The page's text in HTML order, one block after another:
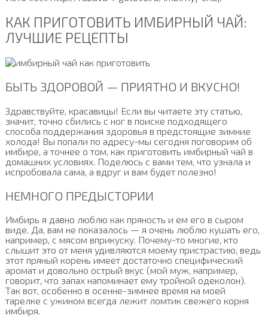
КАК ПРИГОТОВИТЬ ИМБИРНЫЙ ЧАЙ:
ЛУЧШИЕ РЕЦЕПТЫ
БЫТЬ ЗДОРОВОЙ — ПРИЯТНО И ВКУСНО!
Здравствуйте, красавицы! Если вы читаете эту статью,
значит, точно сбились с ног в поиске подходящего
способа поддержания здоровья в предстоящие зимние
холода! Вы попали по адресу-мы сегодня поговорим об
имбире, а точнее о том, как приготовить имбирный чай в
домашних условиях. Поделюсь с вами тем, что узнала и
испробовала сама, а вдруг и вам будет полезно!
НЕМНОГО ПРЕДЫСТОРИИ
Имбирь я давно люблю как пряность и ем его в сыром
виде. Да, вам не показалось — я очень люблю кушать его,
например, с мясом вприкуску. Почему-то многие, кто
слышит это от меня удивляются моему пристрастию, ведь
этот пряный корень имеет достаточно специфический
аромат и довольно острый вкус (мой муж, например,
говорит, что запах напоминает ему тройной одеколон).
Так вот, особенно в осенне-зимнее время на моей
тарелке с ужином всегда лежит ломтик свежего корня
имбиря.